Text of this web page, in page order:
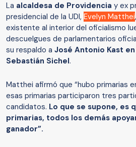
La alcaldesa de Providencia y ex
presidencial de la UDI, Evelyn Matthei
existente al interior del oficialismo
descuelgues de parlamentarios
su respaldo a José Antonio Kast
Sebastián Sichel.
Matthei afirmó que “hubo primarias
esas primarias participaron tres
candidatos. Lo que se supone, es
primarias, todos los demás
ganador”.